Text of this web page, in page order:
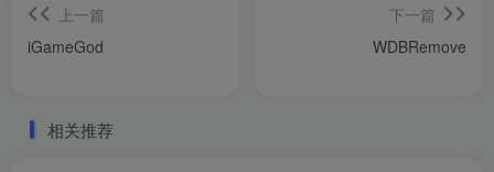
上一篇
iGameGod
下一篇
WDBRemove
相关推荐